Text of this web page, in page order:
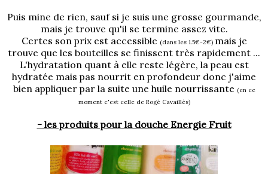
Puis mine de rien, sauf si je suis une grosse gourmande,
mais je trouve qu'il se termine assez vite.
Certes son prix est accessible (dans les 1.5€-2€) mais je
trouve que les bouteilles se finissent très rapidement ...
L'hydratation quant à elle reste légère, la peau est
hydratée mais pas nourrit en profondeur donc j'aime
bien appliquer par la suite une huile nourrissante (en ce
moment c'est celle de Rogé Cavaillès)
- les produits pour la douche Energie Fruit